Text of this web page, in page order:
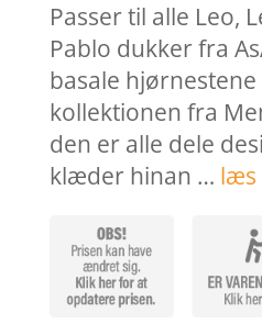
Passer til alle Leo,
Pablo dukker fra
basale
kollektionen fra
den er alle dele
klæder hinan … læs